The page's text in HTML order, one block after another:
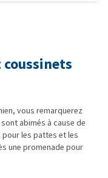
vous remarquerez
abimés à cause de
pour les pattes et les
une promenade pour